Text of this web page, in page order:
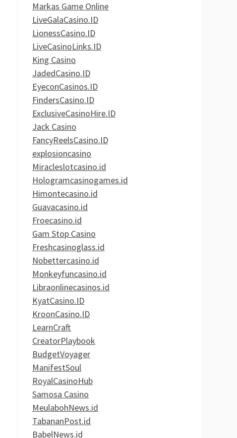
Markas Game Online
LiveGalaCasino.ID
LionessCasino.ID
LiveCasinoLinks.ID
King Casino
JadedCasino.ID
EyeconCasinos.ID
FindersCasino.ID
ExclusiveCasinoHire.ID
Jack Casino
FancyReelsCasino.ID
explosioncasino
Miracleslotcasino.id
Hologramcasinogames.id
Himontecasino.id
Guavacasino.id
Froecasino.id
Gam Stop Casino
Freshcasinoglass.id
Nobettercasino.id
Monkeyfuncasino.id
Libraonlinecasinos.id
KyatCasino.ID
KroonCasino.ID
LearnCraft
CreatorPlaybook
BudgetVoyager
ManifestSoul
RoyalCasinoHub
Samosa Casino
MeulabohNews.id
TabananPost.id
BabelNews.id